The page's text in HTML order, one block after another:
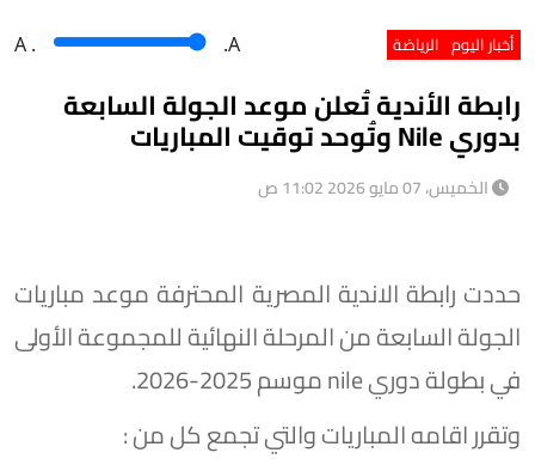
أخبار اليوم الرياضة A . .A
رابطة الأندية تُعلن موعد الجولة السابعة
بدوري Nile وتُوحد توقيت المباريات
الخميس، 07 مايو 2026 11:02 ص
حددت رابطة الاندية المصرية المحترفة موعد مباريات
الجولة السابعة من المرحلة النهائية للمجموعة الأولى
في بطولة دوري nile موسم 2025-2026.
وتقرر اقامه المباريات والتي تجمع كل من :